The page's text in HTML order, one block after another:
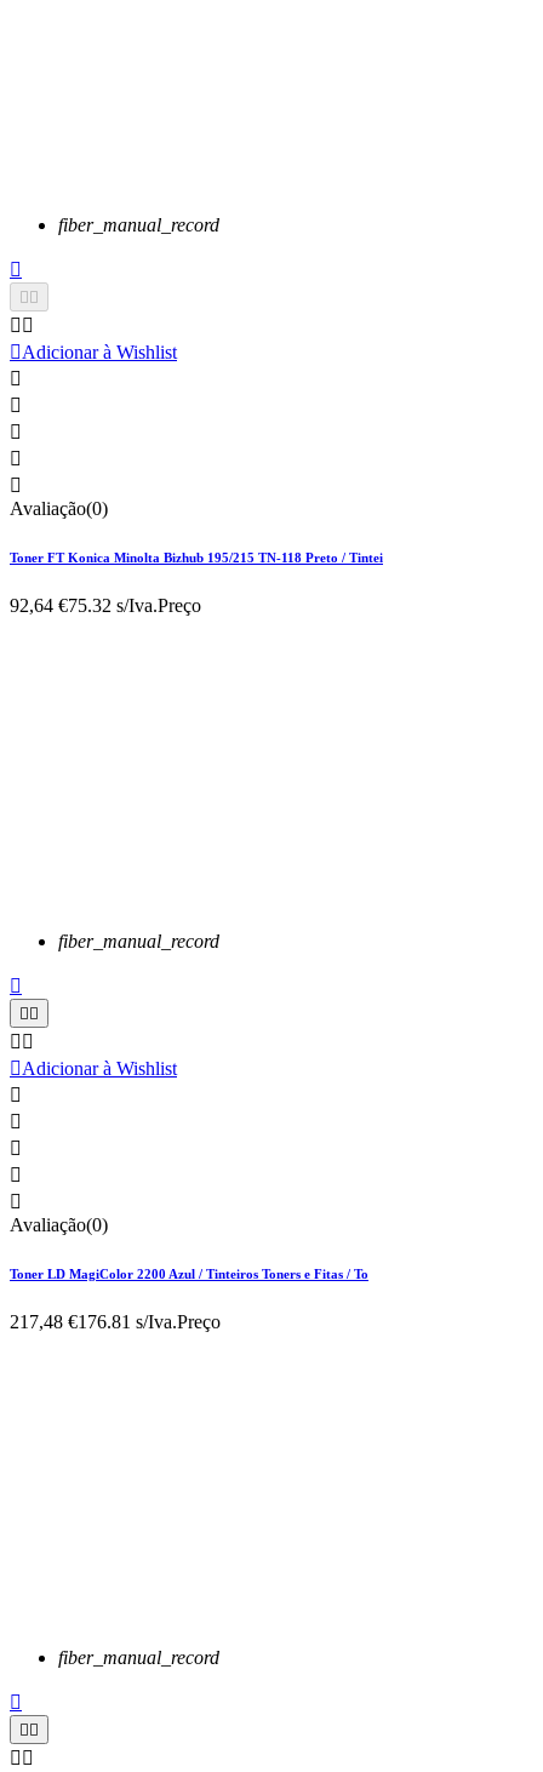
fiber_manual_record


 
Adicionar à Wishlist





Avaliação(0)
Toner FT Konica Minolta Bizhub 195/215 TN-118 Preto / Tintei
92,64 €75.32 s/Iva.Preço
fiber_manual_record


 
Adicionar à Wishlist





Avaliação(0)
Toner LD MagiColor 2200 Azul / Tinteiros Toners e Fitas / To
217,48 €176.81 s/Iva.Preço
fiber_manual_record


 